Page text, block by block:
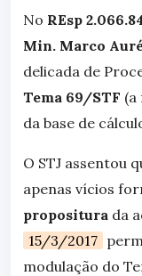
No REsp
Min. Marco
delicada de
Tema 69/STF (a
da base de
O STJ assentou
apenas vícios
propositura da
15/3/2017
modulação do